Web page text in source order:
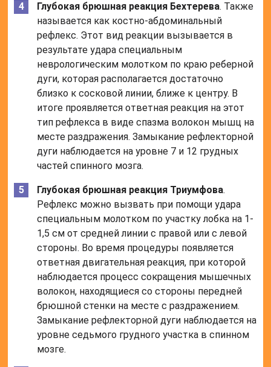
Глубокая брюшная реакция Бехтерева. Также
называется как костно-абдоминальный
рефлекс. Этот вид реакции вызывается в
результате удара специальным
неврологическим молотком по краю реберной
дуги, которая располагается достаточно
близко к сосковой линии, ближе к центру. В
итоге проявляется ответная реакция на этот
тип рефлекса в виде спазма волокон мышц на
месте раздражения. Замыкание рефлекторной
дуги наблюдается на уровне 7 и 12 грудных
частей спинного мозга.
Глубокая брюшная реакция Триумфова.
Рефлекс можно вызвать при помощи удара
специальным молотком по участку лобка на 1-
1,5 см от средней линии с правой или с левой
стороны. Во время процедуры появляется
ответная двигательная реакция, при которой
наблюдается процесс сокращения мышечных
волокон, находящиеся со стороны передней
брюшной стенки на месте с раздражением.
Замыкание рефлекторной дуги наблюдается на
уровне седьмого грудного участка в спинном
мозге.